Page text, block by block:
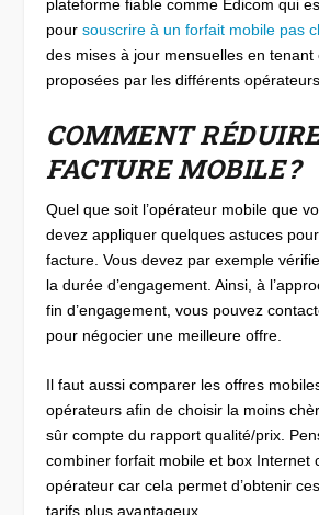
plateforme fiable comme Edicom qui
poursouscrire à un forfait mobile pas
des mises à jour mensuelles en
proposées par les différents
COMMENT
FACTURE MOBILE ?
Quel que soit l’opérateur mobile que
devez appliquer quelques astuces
facture. Vous devez par exemple
la durée d’engagement. Ainsi, à
fin d’engagement, vous pouvez
pour négocier une meilleure offre.
Il faut aussi comparer les offres
opérateurs afin de choisir la moins
sûr compte du rapport qualité/prix.
combiner forfait mobile et box Internet
opérateur car cela permet d’obtenir
tarifs plus avantageux.